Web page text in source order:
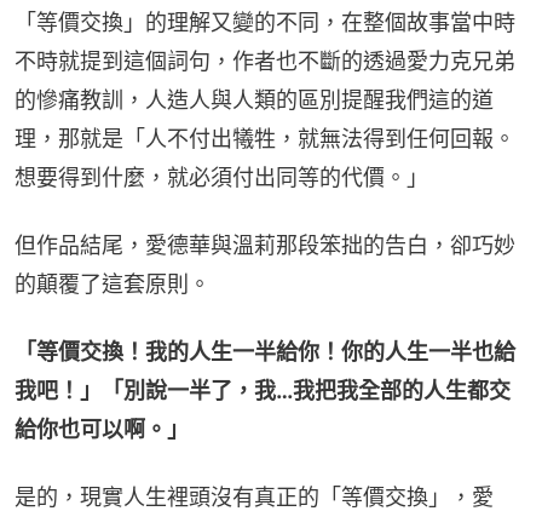
「等價交換」的理解又變的不同，在整個故事當中時
不時就提到這個詞句，作者也不斷的透過愛力克兄弟
的慘痛教訓，人造人與人類的區別提醒我們這的道
理，那就是「人不付出犧牲，就無法得到任何回報。
想要得到什麼，就必須付出同等的代價。」
但作品結尾，愛德華與溫莉那段笨拙的告白，卻巧妙
的顛覆了這套原則。
「等價交換！我的人生一半給你！你的人生一半也給
我吧！」「別說一半了，我…我把我全部的人生都交
給你也可以啊。」
是的，現實人生裡頭沒有真正的「等價交換」，愛